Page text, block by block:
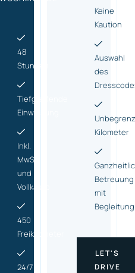
48
Stunden
Tiefgreifende
Einweisung
Inkl.
MwSt.
und
Vollkasko
450
Freikilometer
24/7
Keine
Kaution
Auswahl
des
Kilometer
Betreuung
mit
Begleitung
LET'S
DRIVE